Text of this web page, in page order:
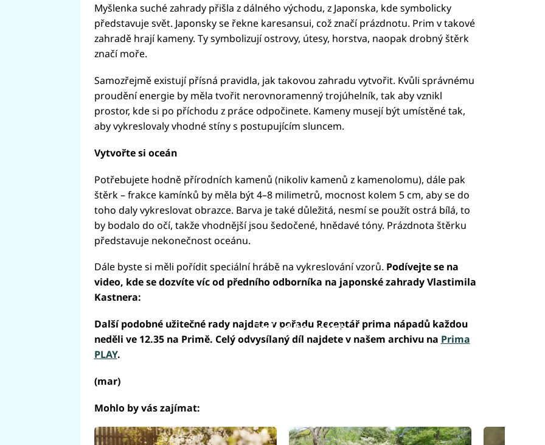
Myšlenka suché zahrady přišla z dálného východu, z Japonska, kde symbolicky
představuje svět. Japonsky se řekne karesansui, což značí prázdnotu. Prim v takové
zahradě hrají kameny. Ty symbolizují ostrovy, útesy, horstva, naopak drobný štěrk
značí moře.
Samozřejmě existují přísná pravidla, jak takovou zahradu vytvořit. Kvůli správnému
proudění energie by měla tvořit nerovnoramenný trojúhelník, tak aby vznikl
prostor, kde si po příchodu z práce odpočinete. Kameny musejí být umístěné tak,
aby vykreslovaly vhodné stíny s postupujícím sluncem.
Vytvořte si oceán
Potřebujete hodně přírodních kamenů (nikoliv kamenů z kamenolomu), dále pak
štěrk – frakce kamínků by měla být 4–8 milimetrů, mocnost kolem 5 cm, aby se do
toho daly vykreslovat obrazce. Barva je také důležitá, nesmí se použít ostrá bílá, to
by bodalo do očí, takže vhodnější jsou šedočené, hnědavé tóny. Prázdnota štěrku
představuje nekonečnost oceánu.
Dále byste si měli pořídit speciální hrábě na vykreslování vzorů. Podívejte se na
video, kde se dozvíte víc od předního odborníka na japonské zahrady Vlastimila
Kastnera:
Failed to fetch
Další podobné užitečné rady najdete v pořadu Receptář prima nápadů každou
neděli ve 12.35 na Primě. Celý odvysílaný díl najdete v našem archivu na Prima
PLAY.
(mar)
Mohlo by vás zajímat: